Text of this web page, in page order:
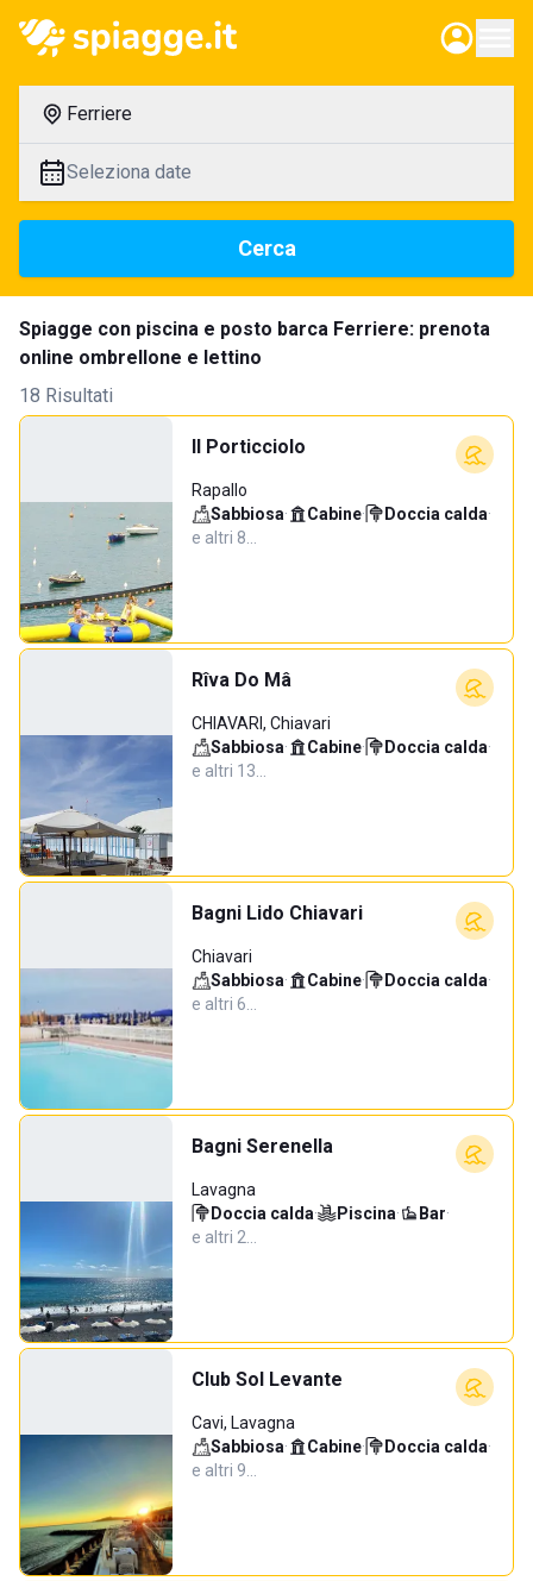
Ferriere
Seleziona date
Cerca
Spiagge con piscina e posto barca Ferriere: prenota
online ombrellone e lettino
18 Risultati
Il Porticciolo
Rapallo
Sabbiosa· Cabine· Doccia calda·
e altri 8…
Rîva Do Mâ
CHIAVARI, Chiavari
Sabbiosa· Cabine· Doccia calda·
e altri 13…
Bagni Lido Chiavari
Chiavari
Sabbiosa· Cabine· Doccia calda·
e altri 6…
Bagni Serenella
Lavagna
Doccia calda· Piscina· Bar·
e altri 2…
Club Sol Levante
Cavi, Lavagna
Sabbiosa· Cabine· Doccia calda·
e altri 9…